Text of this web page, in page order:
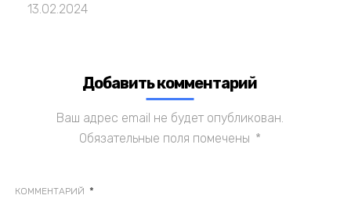
13.02.2024
Добавить комментарий
Ваш адрес email не будет опубликован.
Обязательные поля помечены *
КОММЕНТАРИЙ *